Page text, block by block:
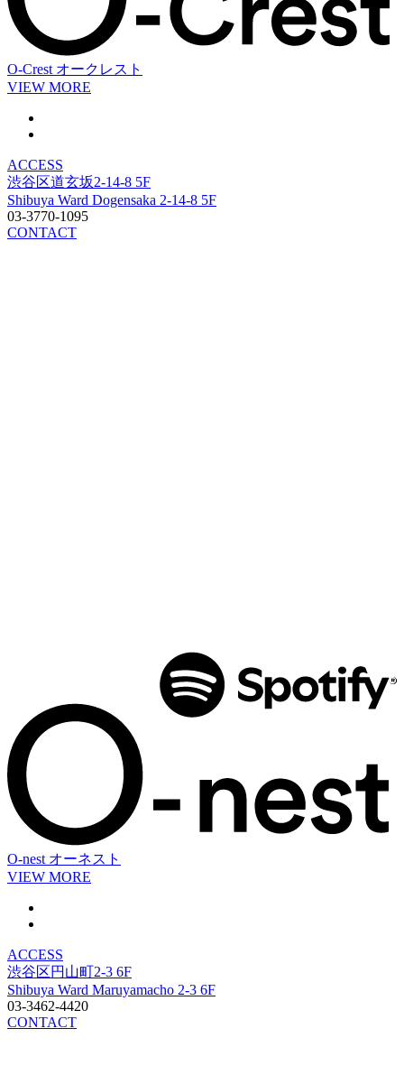
O-Crest オークレスト
VIEW MORE
ACCESS
渋谷区道玄坂2-14-8 5F
Shibuya Ward Dogensaka 2-14-8 5F
03-3770-1095
CONTACT
O-nest オーネスト
VIEW MORE
ACCESS
渋谷区円山町2-3 6F
Shibuya Ward Maruyamacho 2-3 6F
03-3462-4420
CONTACT